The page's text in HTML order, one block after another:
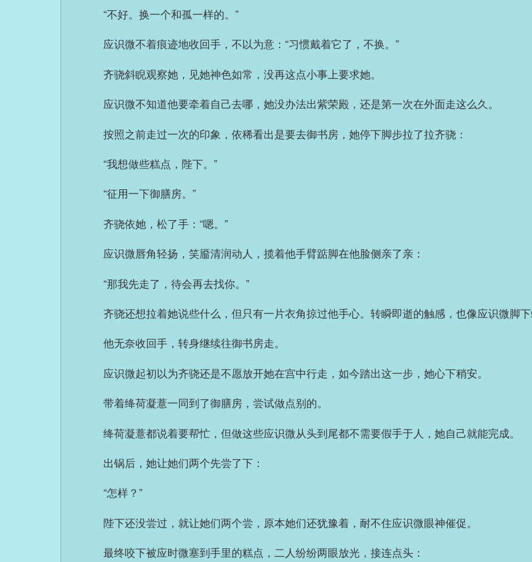
“不好。换一个和孤一样的。”
应识微不着痕迹地收回手，不以为意：“习惯戴着它了，不换。”
齐骁斜睨观察她，见她神色如常，没再这点小事上要求她。
应识微不知道他要牵着自己去哪，她没办法出紫荣殿，还是第一次在外面走这么久。
按照之前走过一次的印象，依稀看出是要去御书房，她停下脚步拉了拉齐骁：
“我想做些糕点，陛下。”
“征用一下御膳房。”
齐骁依她，松了手：“嗯。”
应识微唇角轻扬，笑靥清润动人，揽着他手臂踮脚在他脸侧亲了亲：
“那我先走了，待会再去找你。”
齐骁还想拉着她说些什么，但只有一片衣角掠过他手心。转瞬即逝的触感，也像应识微脚
他无奈收回手，转身继续往御书房走。
应识微起初以为齐骁还是不愿放开她在宫中行走，如今踏出这一步，她心下稍安。
带着绛荷凝薏一同到了御膳房，尝试做点别的。
绛荷凝薏都说着要帮忙，但做这些应识微从头到尾都不需要假手于人，她自己就能完成。
出锅后，她让她们两个先尝了下：
“怎样？”
陛下还没尝过，就让她们两个尝，原本她们还犹豫着，耐不住应识微眼神催促。
最终咬下被应时微塞到手里的糕点，二人纷纷两眼放光，接连点头：